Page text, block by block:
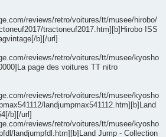
reviews/retro/voitures/tt/musee/hirobo/
tractoneuf2017.htm][b]Hirobo ISS
b][/url]
reviews/retro/voitures/tt/musee/kyosho
page des voitures TT nitro
reviews/retro/voitures/tt/musee/kyosho
landjumpmax541112.htm][b]Land
b][/url]
reviews/retro/voitures/tt/musee/kyosho
landjumpfdl.htm][b]Land Jump - Collection